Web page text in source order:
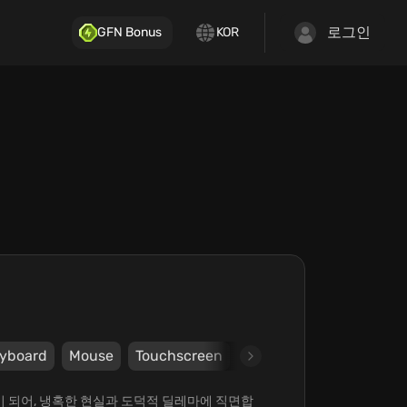
GFN Bonus KOR 로그인
Mouse Touchscreen Steam
어, 냉혹한 현실과 도덕적 딜레마에 직면합